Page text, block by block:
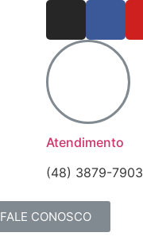
Atendimento
(48) 3879-7903
FALE CONOSCO